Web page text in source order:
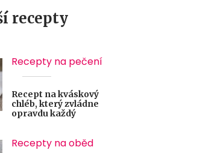
recepty
Recepty na pečení
Recept na kváskový
chléb, který zvládne
opravdu každý
Recepty na oběd